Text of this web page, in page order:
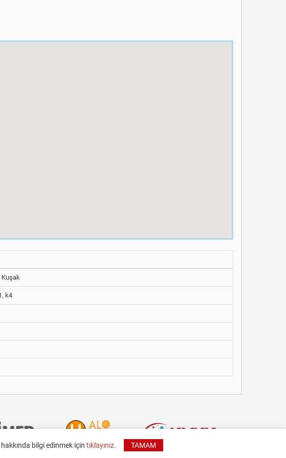
Kuşak
k4
bilgi edinmek için tıklayınız. TAMAM